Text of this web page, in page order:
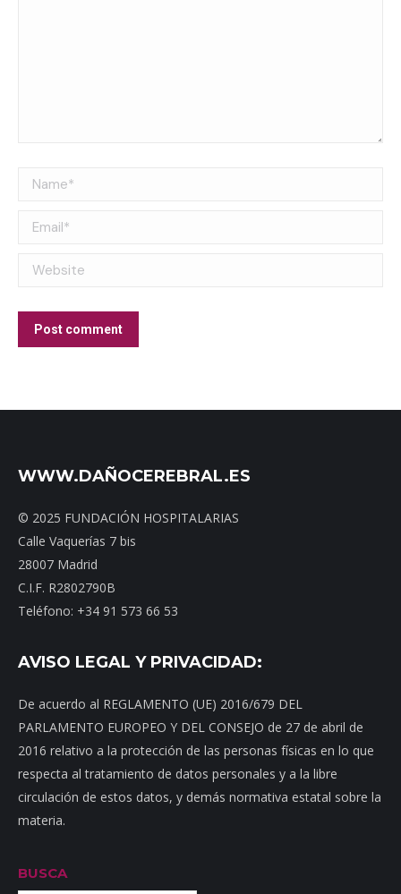
Name *
Email *
Website
Post comment
WWW.DAÑOCEREBRAL.ES
© 2025 FUNDACIÓN HOSPITALARIAS
Calle Vaquerías 7 bis
28007 Madrid
C.I.F. R2802790B
Teléfono: +34 91 573 66 53
AVISO LEGAL Y PRIVACIDAD:
De acuerdo al REGLAMENTO (UE) 2016/679 DEL
PARLAMENTO EUROPEO Y DEL CONSEJO de 27 de abril de
2016 relativo a la protección de las personas físicas en lo que
respecta al tratamiento de datos personales y a la libre
circulación de estos datos, y demás normativa estatal sobre la
materia.
BUSCA